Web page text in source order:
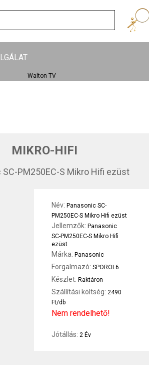
MIKRO-HIFI
SC-PM250EC-S Mikro Hifi ezüst
Név: Panasonic SC-
PM250EC-S Mikro Hifi ezüst
Jellemzők: Panasonic
SC-PM250EC-S Mikro Hifi
ezüst
Márka: Panasonic
Forgalmazó: SPOROL6
Készlet: Raktáron
Szállítási költség: 2490
Ft/db
Nem rendelhető!
Jótállás: 2 Év